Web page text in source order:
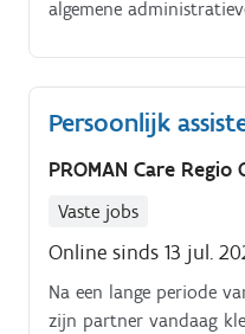
algemene
Persoonlijk
PROMAN Care Regio
Vaste jobs
Online sinds 13 jul.
Na een lange periode
zijn partner vandaag